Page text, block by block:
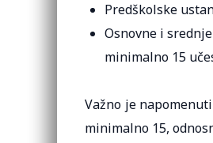
Predškolske
Osnovne i
minimalno 15
Važno je
minimalno 15,